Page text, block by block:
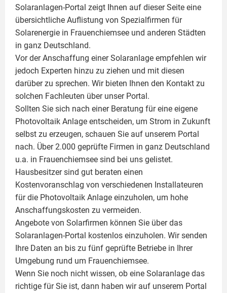
Solaranlagen-Portal zeigt Ihnen auf dieser Seite eine
übersichtliche Auflistung von Spezialfirmen für
Solarenergie in Frauenchiemsee und anderen Städten
in ganz Deutschland.
Vor der Anschaffung einer Solaranlage empfehlen wir
jedoch Experten hinzu zu ziehen und mit diesen
darüber zu sprechen. Wir bieten Ihnen den Kontakt zu
solchen Fachleuten über unser Portal.
Sollten Sie sich nach einer Beratung für eine eigene
Photovoltaik Anlage entscheiden, um Strom in Zukunft
selbst zu erzeugen, schauen Sie auf unserem Portal
nach. Über 2.000 geprüfte Firmen in ganz Deutschland
u.a. in Frauenchiemsee sind bei uns gelistet.
Hausbesitzer sind gut beraten einen
Kostenvoranschlag von verschiedenen Installateuren
für die Photovoltaik Anlage einzuholen, um hohe
Anschaffungskosten zu vermeiden.
Angebote von Solarfirmen können Sie über das
Solaranlagen-Portal kostenlos einzuholen. Wir senden
Ihre Daten an bis zu fünf geprüfte Betriebe in Ihrer
Umgebung rund um Frauenchiemsee.
Wenn Sie noch nicht wissen, ob eine Solaranlage das
richtige für Sie ist, dann haben wir auf unserem Portal